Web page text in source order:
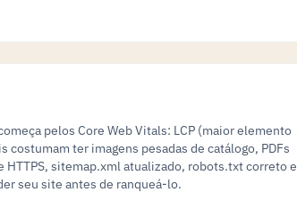
pelos Core Web Vitals: LCP (maior elemento
ter imagens pesadas de catálogo, PDFs
sitemap.xml atualizado, robots.txt correto e
seu site antes de ranqueá-lo.